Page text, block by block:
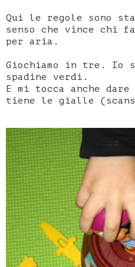
Qui le regole sono
senso che vince chi
per aria.
Giochiamo in tre. Io
spadine verdi.
E mi tocca anche dare
tiene le gialle